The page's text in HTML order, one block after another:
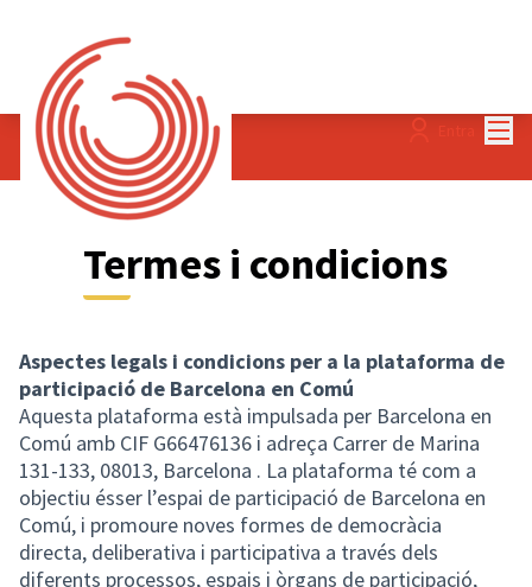
Entra
Termes i condicions
Aspectes legals i condicions per a la plataforma de
participació de Barcelona en Comú
Aquesta plataforma està impulsada per Barcelona en
Comú amb CIF G66476136 i adreça Carrer de Marina
131-133, 08013, Barcelona . La plataforma té com a
objectiu ésser l’espai de participació de Barcelona en
Comú, i promoure noves formes de democràcia
directa, deliberativa i participativa a través dels
diferents processos, espais i òrgans de participació,